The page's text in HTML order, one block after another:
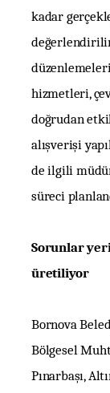
kadar
hizmetleri,
doğrudan
alışverişi
de ilgili
süreci
Sorunlar
üretiliyor
Bornova
Bölgesel
Pınarbaşı,